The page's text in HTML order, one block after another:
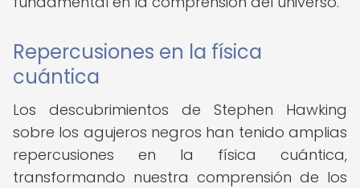
Repercusiones en la física
cuántica
Los descubrimientos de Stephen Hawking
sobre los agujeros negros han tenido amplias
repercusiones en la física cuántica,
transformando nuestra comprensión de los